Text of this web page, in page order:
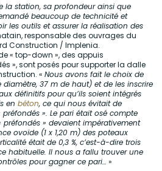
la station, sa profondeur ainsi que
beaucoup de technicité et
les outils et assurer la réalisation des
responsable des ouvrages du
Construction / Implenia.
« top-down », des appuis
», sont posés pour supporter la dalle
« Nous avons fait le choix de
37 m de haut) et de les inscrire
définitifs pour qu’ils soient intégrés
en béton, ce qui nous évitait de
». Le pari était osé compte
» devaient impérativement
ovoïde (1 x 1,20 m) des poteaux
était de 0,3 %, c’est-à-dire trois
habituelle. Il nous a fallu trouver une
pour gagner ce pari… »